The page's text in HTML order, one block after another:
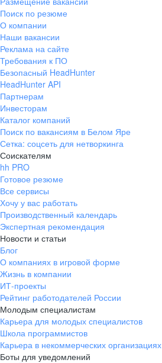
Поиск по резюме
О компании
Наши вакансии
Реклама на сайте
Требования к ПО
Безопасный HeadHunter
HeadHunter API
Партнерам
Инвесторам
Каталог компаний
Поиск по вакансиям в Белом Яре
Сетка: соцсеть для нетворкинга
Соискателям
hh PRO
Готовое резюме
Все сервисы
Хочу у вас работать
Производственный календарь
Экспертная рекомендация
Новости и статьи
Блог
О компаниях в игровой форме
Жизнь в компании
ИТ-проекты
Рейтинг работодателей России
Молодым специалистам
Карьера для молодых специалистов
Школа программистов
Карьера в некоммерческих организациях
Боты для уведомлений